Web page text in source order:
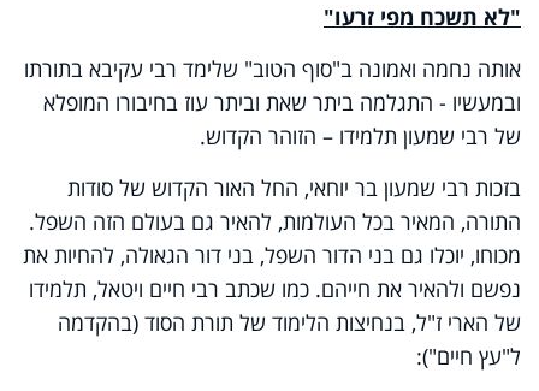
"לא תשכח מפי זרעו"
אותה נחמה ואמונה ב"סוף הטוב" שלימד רבי עקיבא בתורתו
ובמעשיו - התגלמה ביתר שאת וביתר עוז בחיבורו המופלא
של רבי שמעון תלמידו – הזוהר הקדוש.
בזכות רבי שמעון בר יוחאי, החל האור הקדוש של סודות
התורה, המאיר בכל העולמות, להאיר גם בעולם הזה השפל.
מכוחו, יוכלו גם בני הדור השפל, בני דור הגאולה, להחיות את
נפשם ולהאיר את חייהם. כמו שכתב רבי חיים ויטאל, תלמידו
של הארי ז"ל, בנחיצות הלימוד של תורת הסוד (בהקדמה
ל"עץ חיים"):